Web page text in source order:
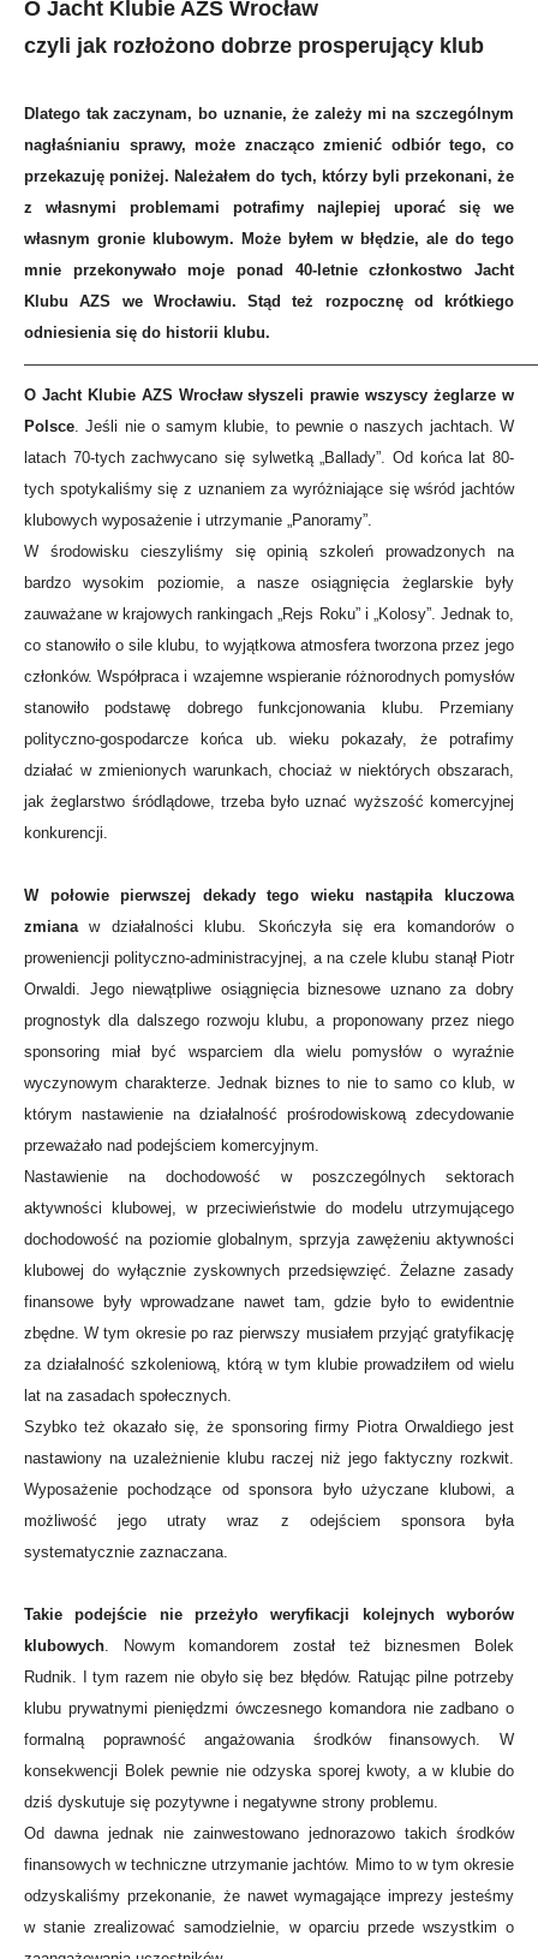
O Jacht Klubie AZS Wrocław
czyli jak rozłożono dobrze prosperujący klub
Dlatego tak zaczynam, bo uznanie, że zależy mi na szczególnym
nagłaśnianiu sprawy, może znacząco zmienić odbiór tego, co
przekazuję poniżej. Należałem do tych, którzy byli przekonani, że
z własnymi problemami potrafimy najlepiej uporać się we
własnym gronie klubowym. Może byłem w błędzie, ale do tego
mnie przekonywało moje ponad 40-letnie członkostwo Jacht
Klubu AZS we Wrocławiu. Stąd też rozpocznę od krótkiego
odniesienia się do historii klubu.
O Jacht Klubie AZS Wrocław słyszeli prawie wszyscy żeglarze w
Polsce. Jeśli nie o samym klubie, to pewnie o naszych jachtach. W
latach 70-tych zachwycano się sylwetką „Ballady”. Od końca lat 80-
tych spotykaliśmy się z uznaniem za wyróżniające się wśród jachtów
klubowych wyposażenie i utrzymanie „Panoramy”.
W środowisku cieszyliśmy się opinią szkoleń prowadzonych na
bardzo wysokim poziomie, a nasze osiągnięcia żeglarskie były
zauważane w krajowych rankingach „Rejs Roku” i „Kolosy”. Jednak to,
co stanowiło o sile klubu, to wyjątkowa atmosfera tworzona przez jego
członków. Współpraca i wzajemne wspieranie różnorodnych pomysłów
stanowiło podstawę dobrego funkcjonowania klubu. Przemiany
polityczno-gospodarcze końca ub. wieku pokazały, że potrafimy
działać w zmienionych warunkach, chociaż w niektórych obszarach,
jak żeglarstwo śródlądowe, trzeba było uznać wyższość komercyjnej
konkurencji.
W połowie pierwszej dekady tego wieku nastąpiła kluczowa
zmianaw działalności klubu. Skończyła się era komandorów o
proweniencji polityczno-administracyjnej, a na czele klubu stanął Piotr
Orwaldi. Jego niewątpliwe osiągnięcia biznesowe uznano za dobry
prognostyk dla dalszego rozwoju klubu, a proponowany przez niego
sponsoring miał być wsparciem dla wielu pomysłów o wyraźnie
wyczynowym charakterze. Jednak biznes to nie to samo co klub, w
którym nastawienie na działalność prośrodowiskową zdecydowanie
przeważało nad podejściem komercyjnym.
Nastawienie na dochodowość w poszczególnych sektorach
aktywności klubowej, w przeciwieństwie do modelu utrzymującego
dochodowość na poziomie globalnym, sprzyja zawężeniu aktywności
klubowej do wyłącznie zyskownych przedsięwzięć. Żelazne zasady
finansowe były wprowadzane nawet tam, gdzie było to ewidentnie
zbędne. W tym okresie po raz pierwszy musiałem przyjąć gratyfikację
za działalność szkoleniową, którą w tym klubie prowadziłem od wielu
lat na zasadach społecznych.
Szybko też okazało się, że sponsoring firmy Piotra Orwaldiego jest
nastawiony na uzależnienie klubu raczej niż jego faktyczny rozkwit.
Wyposażenie pochodzące od sponsora było użyczane klubowi, a
możliwość jego utraty wraz z odejściem sponsora była
systematycznie zaznaczana.
Takie podejście nie przeżyło weryfikacji kolejnych wyborów
klubowych. Nowym komandorem został też biznesmen Bolek
Rudnik. I tym razem nie obyło się bez błędów. Ratując pilne potrzeby
klubu prywatnymi pieniędzmi ówczesnego komandora nie zadbano o
formalną poprawność angażowania środków finansowych. W
konsekwencji Bolek pewnie nie odzyska sporej kwoty, a w klubie do
dziś dyskutuje się pozytywne i negatywne strony problemu.
Od dawna jednak nie zainwestowano jednorazowo takich środków
finansowych w techniczne utrzymanie jachtów. Mimo to w tym okresie
odzyskaliśmy przekonanie, że nawet wymagające imprezy jesteśmy
w stanie zrealizować samodzielnie, w oparciu przede wszystkim o